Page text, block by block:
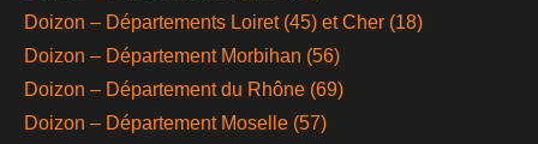
Doizon – Départements Loiret (45) et Cher (18)
Doizon – Département Morbihan (56)
Doizon – Département du Rhône (69)
Doizon – Département Moselle (57)